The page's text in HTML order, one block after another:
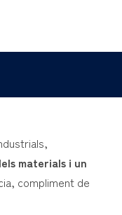
materials i un
compliment de